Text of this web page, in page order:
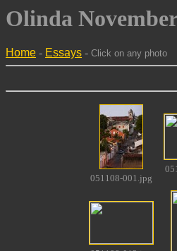
Olinda
Home - Essays - Click on any photo
051108-001.jpg